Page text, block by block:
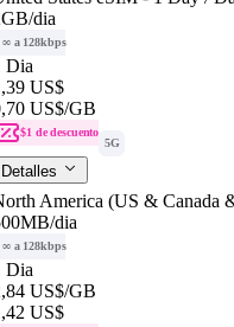
/dia
∞ a 128kbps
Dia
US$
US$/GB
$1 de descuento
5G
Detalles
America (US & Canada
/dia
∞ a 128kbps
Dia
US$/GB
US$